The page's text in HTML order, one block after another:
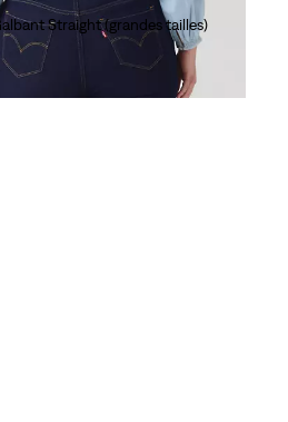
Straight (grandes tailles)
(142)